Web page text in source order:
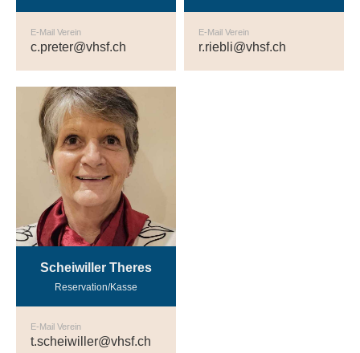
E-Mail Verein
c.preter@vhsf.ch
E-Mail Verein
r.riebli@vhsf.ch
Scheiwiller Theres
Reservation/Kasse
E-Mail Verein
t.scheiwiller@vhsf.ch